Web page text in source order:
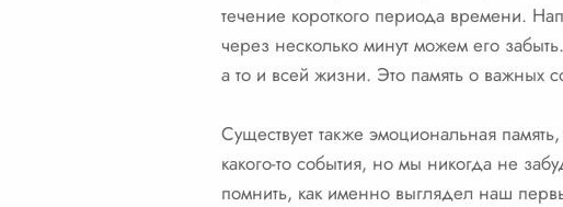
течение короткого периода времени.
через несколько минут можем его
а то и всей жизни. Это память о
Существует также эмоциональная
какого-то события, но мы никогда не
помнить, как именно выглядел наш